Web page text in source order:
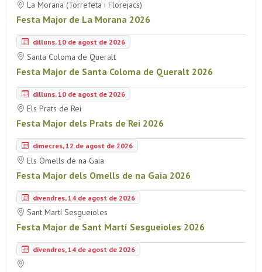
La Morana (Torrefeta i Florejacs)
Festa Major de La Morana 2026
dilluns, 10 de agost de 2026
Santa Coloma de Queralt
Festa Major de Santa Coloma de Queralt 2026
dilluns, 10 de agost de 2026
Els Prats de Rei
Festa Major dels Prats de Rei 2026
dimecres, 12 de agost de 2026
Els Omells de na Gaia
Festa Major dels Omells de na Gaia 2026
divendres, 14 de agost de 2026
Sant Martí Sesgueioles
Festa Major de Sant Martí Sesgueioles 2026
divendres, 14 de agost de 2026